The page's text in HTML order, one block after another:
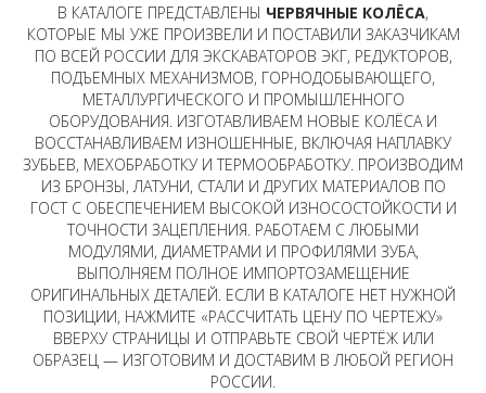
В КАТАЛОГЕ ПРЕДСТАВЛЕНЫ ЧЕРВЯЧНЫЕ КОЛЁСА,
КОТОРЫЕ МЫ УЖЕ ПРОИЗВЕЛИ И ПОСТАВИЛИ ЗАКАЗЧИКАМ
ПО ВСЕЙ РОССИИ ДЛЯ ЭКСКАВАТОРОВ ЭКГ, РЕДУКТОРОВ,
ПОДЪЕМНЫХ МЕХАНИЗМОВ, ГОРНОДОБЫВАЮЩЕГО,
МЕТАЛЛУРГИЧЕСКОГО И ПРОМЫШЛЕННОГО
ОБОРУДОВАНИЯ. ИЗГОТАВЛИВАЕМ НОВЫЕ КОЛЁСА И
ВОССТАНАВЛИВАЕМ ИЗНОШЕННЫЕ, ВКЛЮЧАЯ НАПЛАВКУ
ЗУБЬЕВ, МЕХОБРАБОТКУ И ТЕРМООБРАБОТКУ. ПРОИЗВОДИМ
ИЗ БРОНЗЫ, ЛАТУНИ, СТАЛИ И ДРУГИХ МАТЕРИАЛОВ ПО
ГОСТ С ОБЕСПЕЧЕНИЕМ ВЫСОКОЙ ИЗНОСОСТОЙКОСТИ И
ТОЧНОСТИ ЗАЦЕПЛЕНИЯ. РАБОТАЕМ С ЛЮБЫМИ
МОДУЛЯМИ, ДИАМЕТРАМИ И ПРОФИЛЯМИ ЗУБА,
ВЫПОЛНЯЕМ ПОЛНОЕ ИМПОРТОЗАМЕЩЕНИЕ
ОРИГИНАЛЬНЫХ ДЕТАЛЕЙ. ЕСЛИ В КАТАЛОГЕ НЕТ НУЖНОЙ
ПОЗИЦИИ, НАЖМИТЕ «РАССЧИТАТЬ ЦЕНУ ПО ЧЕРТЕЖУ»
ВВЕРХУ СТРАНИЦЫ И ОТПРАВЬТЕ СВОЙ ЧЕРТЁЖ ИЛИ
ОБРАЗЕЦ — ИЗГОТОВИМ И ДОСТАВИМ В ЛЮБОЙ РЕГИОН
РОССИИ.